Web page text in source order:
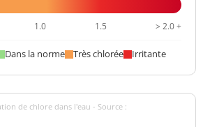
1.0 1.5 > 2.0 +
Dans la norme Très chlorée Irritante
de chlore dans l'eau - Source :